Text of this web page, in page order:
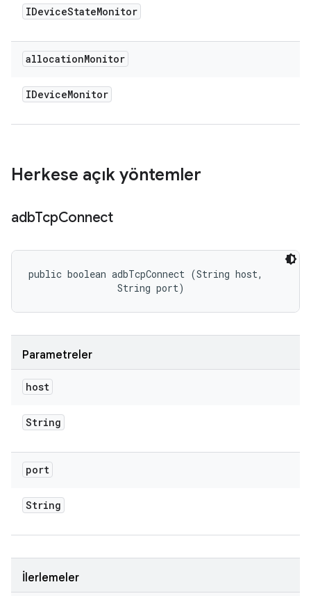
IDeviceStateMonitor
allocationMonitor
IDeviceMonitor
Herkese açık yöntemler
adbTcpConnect
public boolean adbTcpConnect (String host,
                String port)
Parametreler
host
String
port
String
İlerlemeler